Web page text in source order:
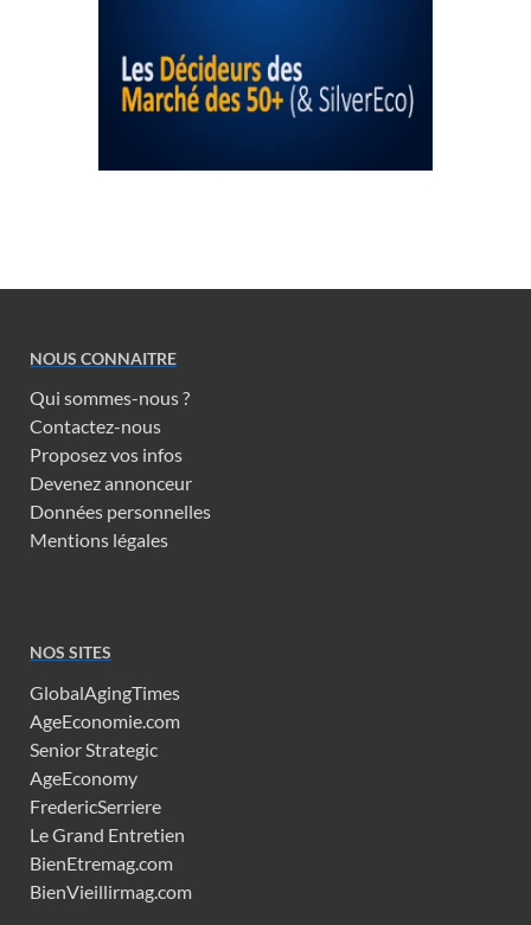
NOUS CONNAITRE
Qui sommes-nous ?
Contactez-nous
Proposez vos infos
Devenez annonceur
Données personnelles
Mentions légales
NOS SITES
GlobalAgingTimes
AgeEconomie.com
Senior Strategic
AgeEconomy
FredericSerriere
Le Grand Entretien
BienEtremag.com
BienVieillirmag.com